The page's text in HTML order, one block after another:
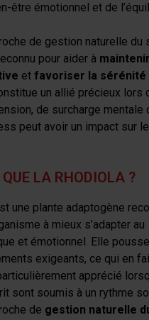
être émotionnel et de
de gestion naturelle du
pour aider à
et favoriser la sérénité
un allié précieux lors
de surcharge mentale
peut avoir un impact sur le
QUE LA RHODIOLA ?
une plante adaptogène
à mieux s’adapter au
et émotionnel. Elle
exigeants, ce qui en
apprécié
sont soumis à un rythme
de gestion naturelle